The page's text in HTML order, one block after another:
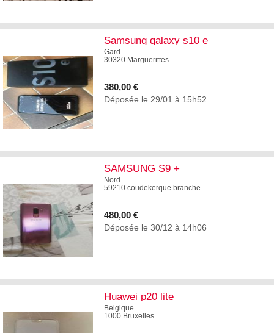
Samsung galaxy s10 e
Gard
30320 Marguerittes
380,00 €
Déposée le 29/01 à 15h52
SAMSUNG S9 +
Nord
59210 coudekerque branche
480,00 €
Déposée le 30/12 à 14h06
Huawei p20 lite
Belgique
1000 Bruxelles